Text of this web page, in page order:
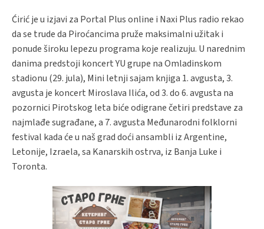
Ćirić je u izjavi za Portal Plus online i Naxi Plus radio rekao
da se trude da Piroćancima pruže maksimalni užitak i
ponude široku lepezu programa koje realizuju. U narednim
danima predstoji koncert YU grupe na Omladinskom
stadionu (29. jula), Mini letnji sajam knjiga 1. avgusta, 3.
avgusta je koncert Miroslava Ilića, od 3. do 6. avgusta na
pozornici Pirotskog leta biće odigrane četiri predstave za
najmlađe sugrađane, a 7. avgusta Međunarodni folklorni
festival kada će u naš grad doći ansambli iz Argentine,
Letonije, Izraela, sa Kanarskih ostrva, iz Banja Luke i
Toronta.